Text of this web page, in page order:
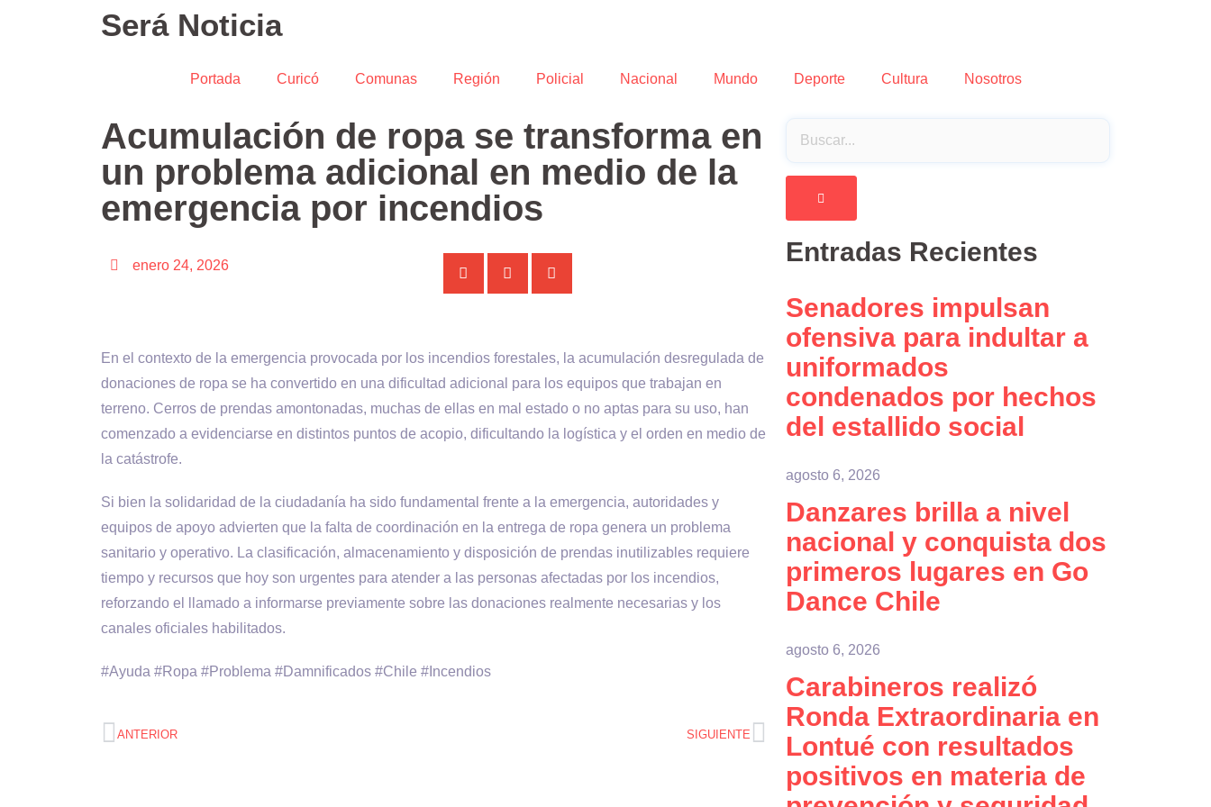
Será Noticia
Portada Curicó Comunas Región Policial Nacional Mundo Deporte Cultura Nosotros
Acumulación de ropa se transforma en
un problema adicional en medio de la
emergencia por incendios
enero 24, 2026
En el contexto de la emergencia provocada por los incendios forestales, la acumulación desregulada de
donaciones de ropa se ha convertido en una dificultad adicional para los equipos que trabajan en
terreno. Cerros de prendas amontonadas, muchas de ellas en mal estado o no aptas para su uso, han
comenzado a evidenciarse en distintos puntos de acopio, dificultando la logística y el orden en medio de
la catástrofe.
Si bien la solidaridad de la ciudadanía ha sido fundamental frente a la emergencia, autoridades y
equipos de apoyo advierten que la falta de coordinación en la entrega de ropa genera un problema
sanitario y operativo. La clasificación, almacenamiento y disposición de prendas inutilizables requiere
tiempo y recursos que hoy son urgentes para atender a las personas afectadas por los incendios,
reforzando el llamado a informarse previamente sobre las donaciones realmente necesarias y los
canales oficiales habilitados.
#Ayuda #Ropa #Problema #Damnificados #Chile #Incendios
ANTERIOR SIGUIENTE
Entradas Recientes
Senadores impulsan
ofensiva para indultar a
uniformados
condenados por hechos
del estallido social
agosto 6, 2026
Danzares brilla a nivel
nacional y conquista dos
primeros lugares en Go
Dance Chile
agosto 6, 2026
Carabineros realizó
Ronda Extraordinaria en
Lontué con resultados
positivos en materia de